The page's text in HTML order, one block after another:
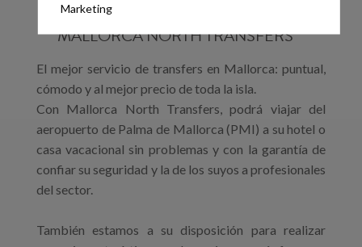
MALLORCA NORTH TRANSFERS
El mejor servicio de transfers en Mallorca: puntual,
cómodo y al mejor precio de toda la isla.
Con Mallorca North Transfers, podrá viajar del
aeropuerto de Palma de Mallorca (PMI) a su hotel o
casa vacacional sin problemas y con la garantía de
confiar su seguridad y la de los suyos a profesionales
del sector.
También estamos a su disposición para realizar
Marketing